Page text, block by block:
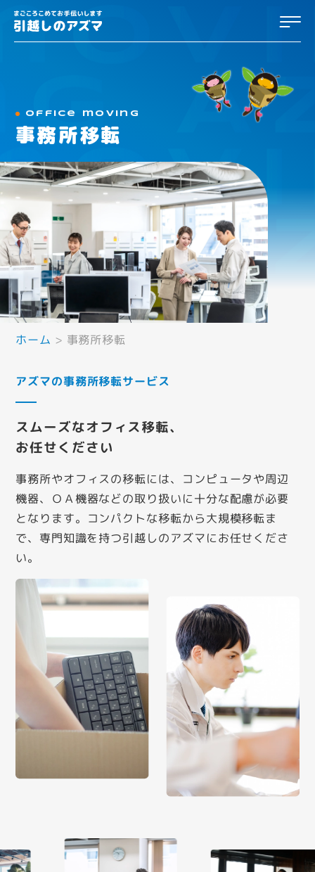
熊本・九州の引越しなら「引越の
office moving
事務所移転
ホーム > 事務所移転
アズマの事務所移転サービス
スムーズなオフィス移転、
お任せください
事務所やオフィスの移転には、コンピュータや周辺
機器、ＯＡ機器などの取り扱いに十分な配慮が必要
となります。コンパクトな移転から大規模移転ま
で、専門知識を持つ引越しのアズマにお任せくださ
い。